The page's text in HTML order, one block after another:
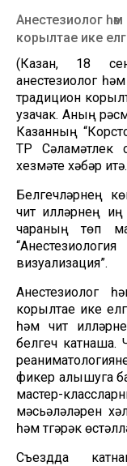
Анестезиолог
корылтае ике
(Казан, 18
анестезиолог
традицион
узачак. Аның
Казанның
ТР Сәламәтлек
хезмәте хәбәр итә.
Белгечләрнең
чит илләрнең
чараның төп
визуализация”.
Анестезиолог
корылтае ике
һәм чит
белгеч катнаша.
фикер алышуга
мастер-
мәсьәләләрен
һәм түгәрәк
Съездда